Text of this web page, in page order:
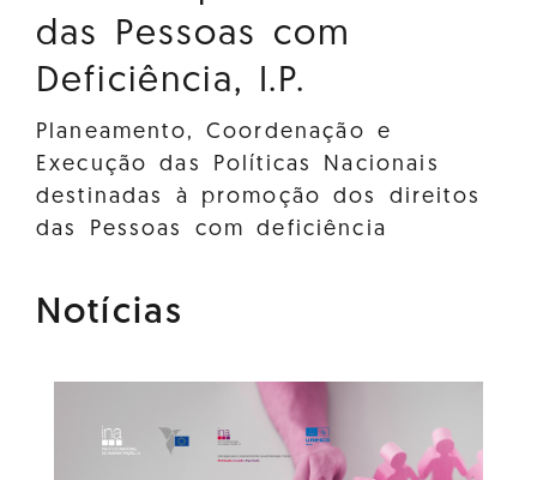
das Pessoas com
Deficiência, I.P.
Planeamento, Coordenação e
Execução das Políticas Nacionais
destinadas à promoção dos direitos
das Pessoas com deficiência
Notícias